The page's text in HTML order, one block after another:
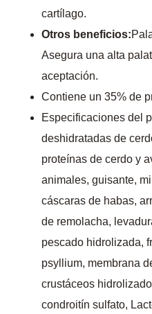
cartílago.
Otros beneficios:
Asegura una alta
aceptación.
Contiene un 35% de
Especificaciones del
deshidratadas de
proteínas de cerdo y
animales, guisante,
cáscaras de habas,
de remolacha,
pescado hidrolizada,
psyllium, membrana
crustáceos
condroitín sulfato,